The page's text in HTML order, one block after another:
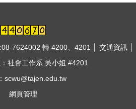
7624002 轉 4200、4201 │ 交通資訊│
社會工作系 吳小姐 #4201
scwu@tajen.edu.tw
網頁管理